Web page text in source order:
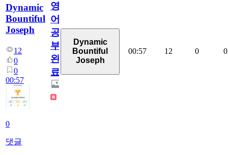
Dynamic
Bountiful
Joseph
12
0
0
00:57
0
댓글
영
어
공
부
완
료
Dynamic
Bountiful
Joseph
00:57 12 0 0